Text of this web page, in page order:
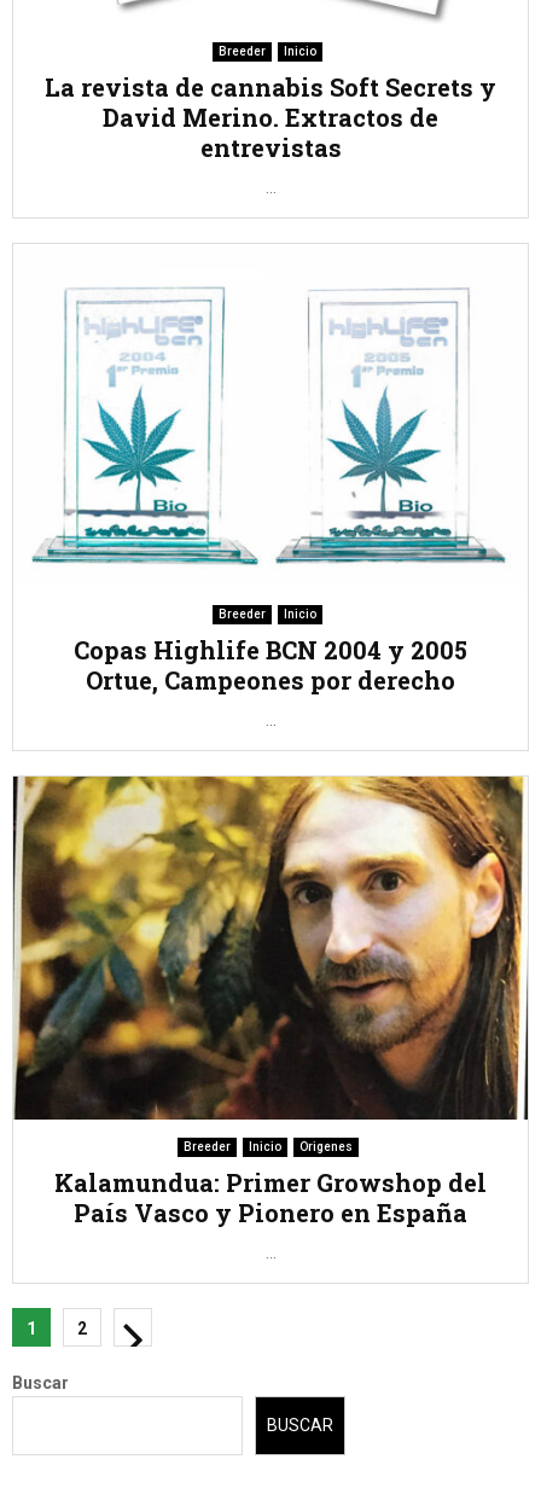
Breeder Inicio
La revista de cannabis Soft Secrets y
David Merino. Extractos de
entrevistas
Breeder Inicio
Copas Highlife BCN 2004 y 2005
Ortue, Campeones por derecho
Breeder Inicio Origenes
Kalamundua: Primer Growshop del
País Vasco y Pionero en España
Paginación
de
1 2
Buscar
BUSCAR